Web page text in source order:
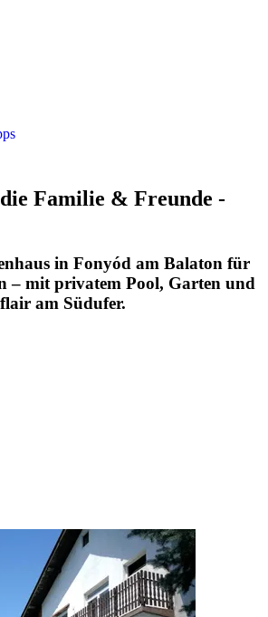
Familie & Freunde -
in Fonyód am Balaton für
– mit privatem Pool, Garten und
am Südufer.